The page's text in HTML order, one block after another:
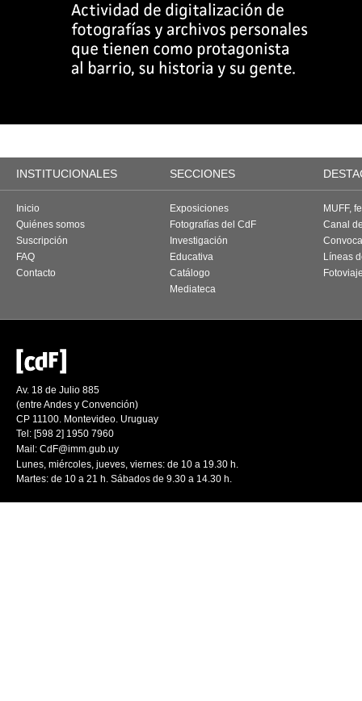
INSTITUCIONALES SECCIONES
Inicio
Quiénes somos
Suscripción
FAQ
Contacto
Exposiciones
Fotografías del CdF
Investigación
Educativa
Catálogo
Mediateca
MUFF,
Canal
Líneas
Av. 18 de Julio 885
(entre Andes y Convención)
CP 11100. Montevideo. Uruguay
Tel: [598 2] 1950 7960
Mail: CdF@imm.gub.uy
Lunes, miércoles, jueves, viernes: de 10 a 19.30 h.
Martes: de 10 a 21 h. Sábados de 9.30 a 14.30 h.